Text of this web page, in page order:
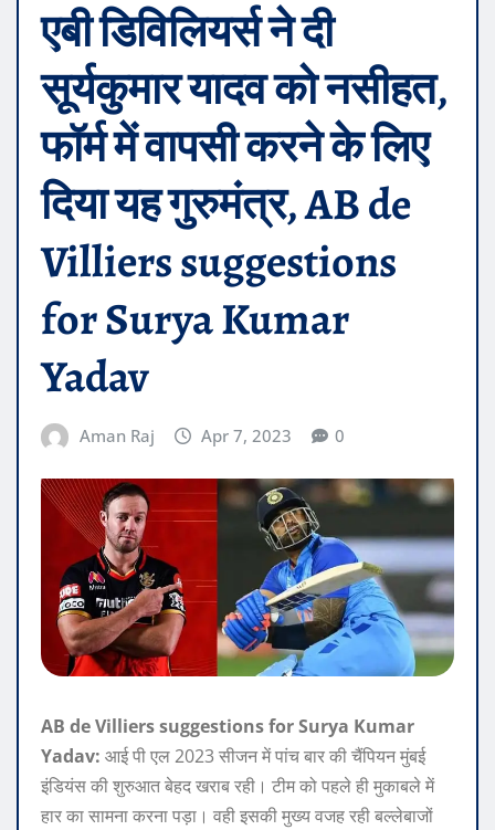
एबी डिविलियर्स ने दी
सूर्यकुमार यादव को नसीहत,
फॉर्म में वापसी करने के लिए
दिया यह गुरुमंत्र, AB de
Villiers suggestions
for Surya Kumar
Yadav
Aman Raj Apr 7, 2023 0
AB de Villiers suggestions for Surya Kumar
Yadav: आई पी एल 2023 सीजन में पांच बार की चैंपियन मुंबई
इंडियंस की शुरुआत बेहद खराब रही। टीम को पहले ही मुकाबले में
हार का सामना करना पड़ा। वही इसकी मुख्य वजह रही बल्लेबाजों